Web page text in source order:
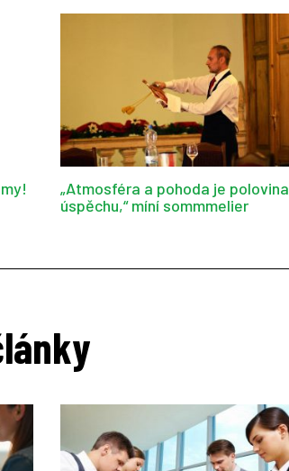
„Atmosféra a pohoda je polovina
úspěchu,“ míní sommmelier